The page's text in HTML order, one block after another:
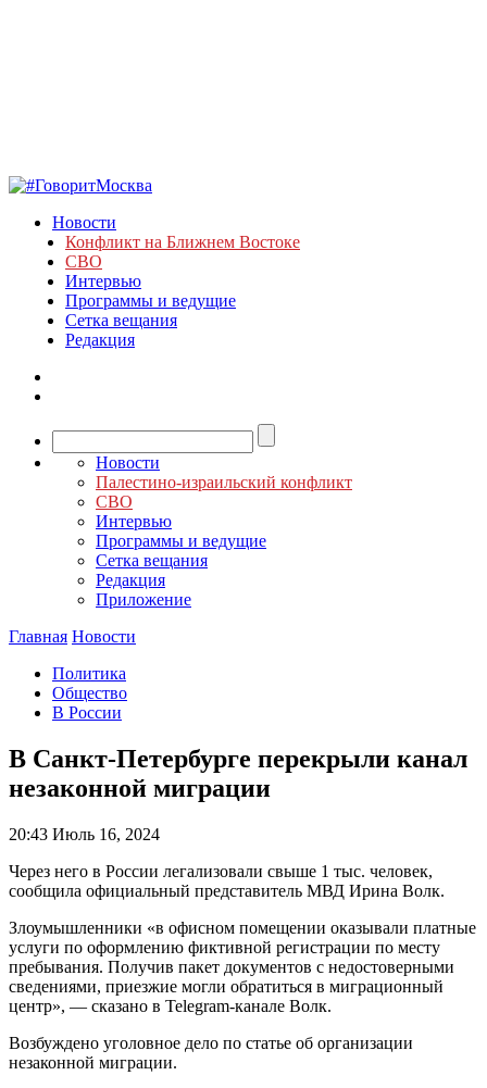
Новости
Конфликт на Ближнем Востоке
СВО
Интервью
Программы и ведущие
Сетка вещания
Редакция
Новости
Палестино-израильский конфликт
СВО
Интервью
Программы и ведущие
Сетка вещания
Редакция
Приложение
Главная Новости
Политика
Общество
В России
В Санкт-Петербурге перекрыли канал
незаконной миграции
20:43 Июль 16, 2024
Через него в России легализовали свыше 1 тыс. человек,
сообщила официальный представитель МВД Ирина Волк.
Злоумышленники «в офисном помещении оказывали платные
услуги по оформлению фиктивной регистрации по месту
пребывания. Получив пакет документов с недостоверными
сведениями, приезжие могли обратиться в миграционный
центр», — сказано в Telegram-канале Волк.
Возбуждено уголовное дело по статье об организации
незаконной миграции.